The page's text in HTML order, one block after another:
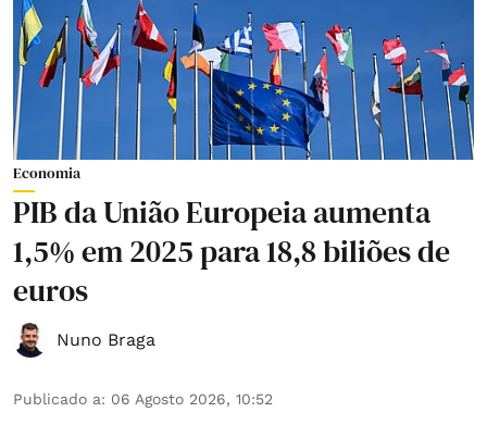
Economia
PIB da União Europeia aumenta
1,5% em 2025 para 18,8 biliões de
euros
Nuno Braga
Publicado a: 06 Agosto 2026, 10:52